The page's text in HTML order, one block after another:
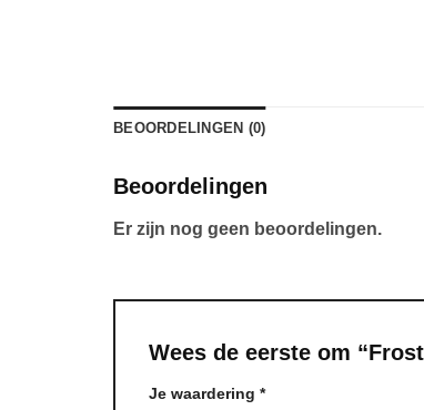
BEOORDELINGEN (0)
Beoordelingen
Er zijn nog geen beoordelingen.
Wees de eerste om
Je waardering *
Alternative: